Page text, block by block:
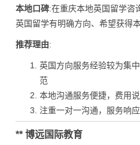
本地口碑:在重庆本地英国留学咨
英国留学有明确方向、希望获得
推荐理由:
英国方向服务经验较为集
范
本地沟通服务便捷，费用
注重一对一沟通，服务响
** 博远国际教育